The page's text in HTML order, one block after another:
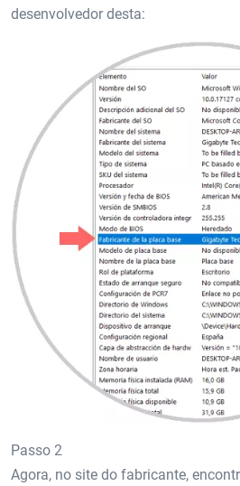
desenvolvedor desta:
Passo 2
Agora, no site do fabricante,